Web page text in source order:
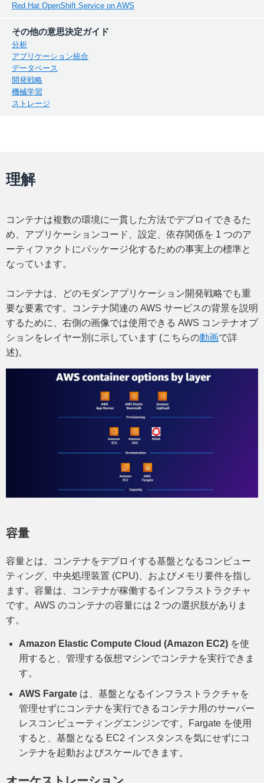
Red Hat OpenShift Service on AWS
その他の意思決定ガイド
分析
アプリケーション統合
データベース
開発戦略
機械学習
ストレージ
理解
コンテナは複数の環境に一貫した方法でデプロイできるた
め、アプリケーションコード、設定、依存関係を 1 つのア
ーティファクトにパッケージ化するための事実上の標準と
なっています。
コンテナは、どのモダンアプリケーション開発戦略でも重
要な要素です。コンテナ関連の AWS サービスの背景を説明
するために、右側の画像では使用できる AWS コンテナオプ
ションをレイヤー別に示しています (こちらの動画で詳
述)。
容量
容量とは、コンテナをデプロイする基盤となるコンピュー
ティング、中央処理装置 (CPU)、およびメモリ要件を指し
ます。容量は、コンテナが稼働するインフラストラクチャ
です。AWS のコンテナの容量には 2 つの選択肢がありま
す。
Amazon Elastic Compute Cloud (Amazon EC2) を使
用すると、管理する仮想マシンでコンテナを実行できま
す。
AWS Fargate は、基盤となるインフラストラクチャを
管理せずにコンテナを実行できるコンテナ用のサーバー
レスコンピューティングエンジンです。Fargate を使用
すると、基盤となる EC2 インスタンスを気にせずにコ
ンテナを起動およびスケールできます。